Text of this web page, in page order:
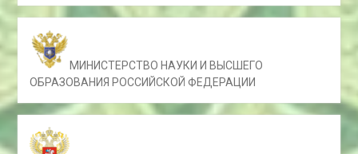
МИНИСТЕРСТВО НАУКИ И ВЫСШЕГО
ОБРАЗОВАНИЯ РОССИЙСКОЙ ФЕДЕРАЦИИ